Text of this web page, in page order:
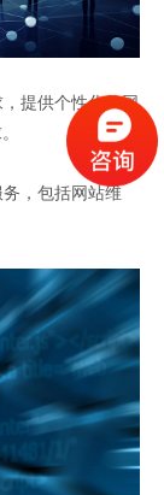
提供个性化的网
，包括网站维